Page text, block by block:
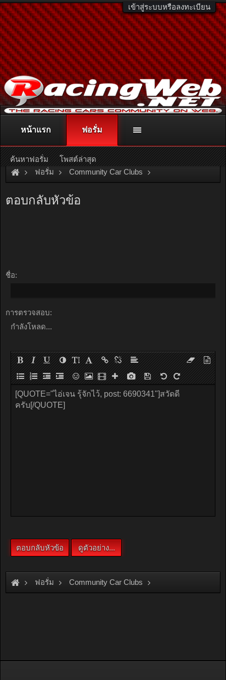
เข้าสู่ระบบหรือลงทะเบียน
ติดต่อลงโฆษณา racingweb@gmail.comหรือโทร. 081-811-1138
หรืออ่านรายละเอียดเพิ่มเติม คลิกที่นี่
ฟอรั่ม Community Car Clubs
ตอบกลับหัวข้อ
ชื่อ:
การตรวจสอบ:
กำลังโหลด...
ฟอรั่ม Community Car Clubs
หน้าแรก ฟอรั่ม
ค้นหาฟอรั่ม โพสต์ล่าสุด